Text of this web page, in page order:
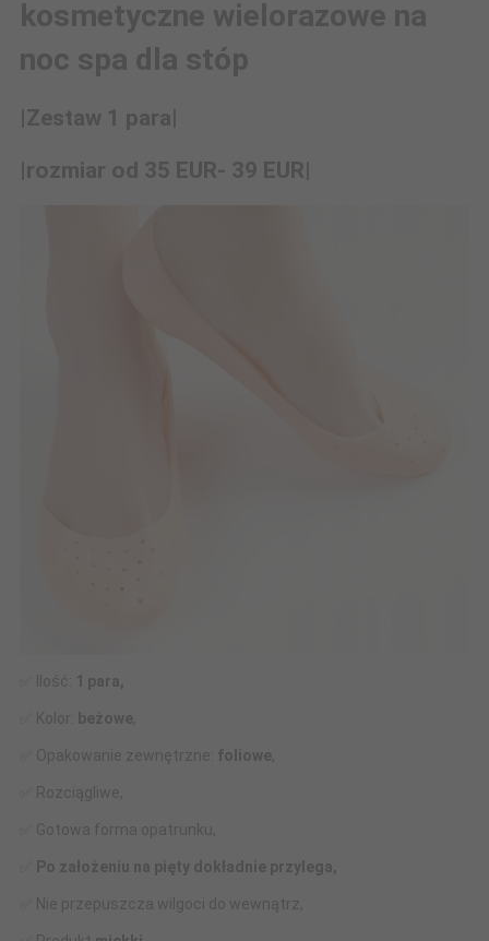
kosmetyczne wielorazowe na
noc spa dla stóp
|Zestaw 1 para|
|rozmiar od 35 EUR- 39 EUR|
✅ Ilość: 1 para,
✅ Kolor: beżowe,
✅ Opakowanie zewnętrzne: foliowe,
✅ Rozciągliwe,
✅ Gotowa forma opatrunku,
Po założeniu na pięty dokładnie przylega,
✅ Nie przepuszcza wilgoci do wewnątrz,